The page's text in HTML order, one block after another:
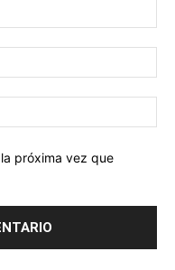
próxima vez que